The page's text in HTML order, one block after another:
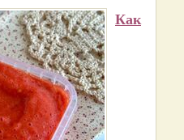
Как